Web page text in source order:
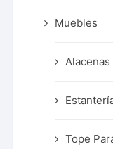
Muebles
Tope